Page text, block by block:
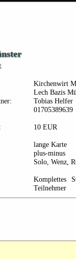
Kirchenwirt
Lech Bazis
Tobias Helfer
01705389639
10 EUR
lange Karte
plus-minus
Solo, Wenz,
Komplettes
Teilnehmer